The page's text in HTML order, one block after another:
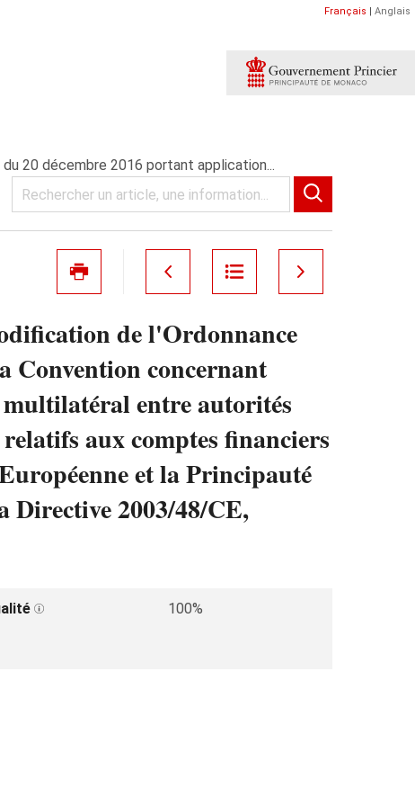
Français | Anglais
20 décembre 2016 portant application...
de l'Ordonnance
Convention concernant
entre autorités
aux comptes financiers
et la Principauté
Directive 2003/48/CE,
100%